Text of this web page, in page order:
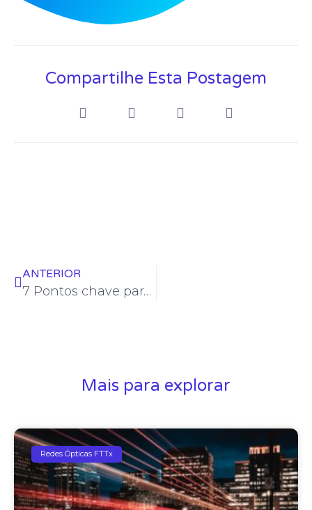
Compartilhe Esta Postagem
ANTERIOR
7 Pontos chave para auxiliar na escolha do cabo óptico Drop
Mais para explorar
Redes Ópticas FTTx